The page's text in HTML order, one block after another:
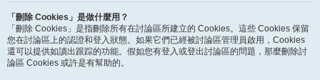
「刪除 Cookies」是做什麼用？
「刪除 Cookies」是指刪除所有在討論區所建立的 Cookies。這些 Cookies 保留
您在討論區上的認證和登入狀態。如果它們已經被討論區管理員啟用，Cookies
還可以提供如讀出跟踪的功能。假如您有登入或登出討論區的問題，那麼刪除討
論區 Cookies 或許是有幫助的。